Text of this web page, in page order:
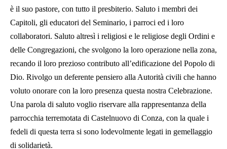
è il suo pastore, con tutto il presbiterio. Saluto i membri dei
Capitoli, gli educatori del Seminario, i parroci ed i loro
collaboratori. Saluto altresì i religiosi e le religiose degli Ordini e
delle Congregazioni, che svolgono la loro operazione nella zona,
recando il loro prezioso contributo all’edificazione del Popolo di
Dio. Rivolgo un deferente pensiero alla Autorità civili che hanno
voluto onorare con la loro presenza questa nostra Celebrazione.
Una parola di saluto voglio riservare alla rappresentanza della
parrocchia terremotata di Castelnuovo di Conza, con la quale i
fedeli di questa terra si sono lodevolmente legati in gemellaggio
di solidarietà.